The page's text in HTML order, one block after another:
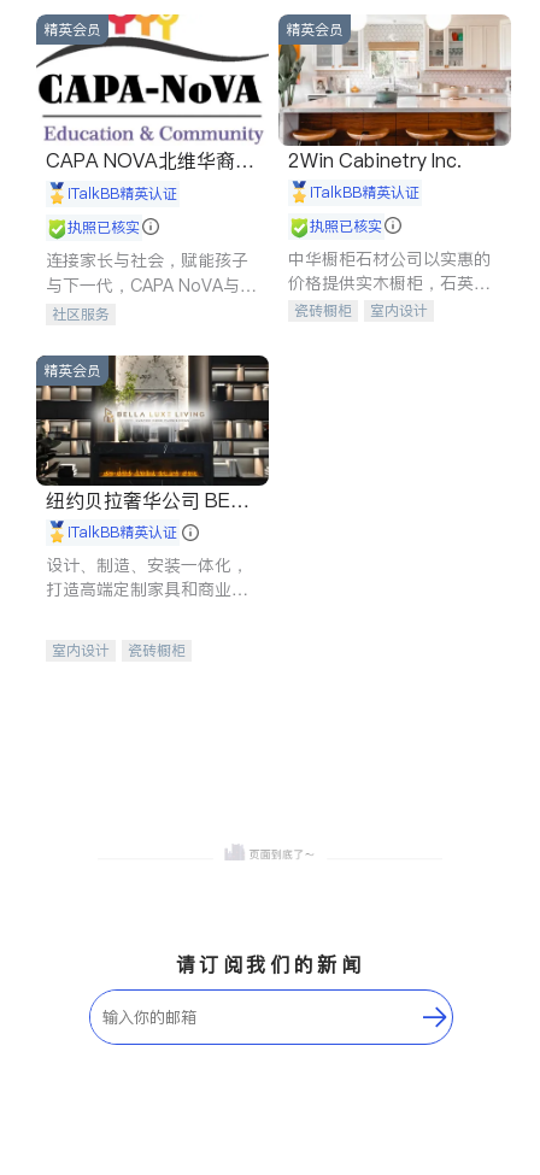
建筑合同、刑事案件全包办
信托/遗嘱
商业
索赔
律师-其它 保释
精英会员
CAPA NOVA北维华裔家
长会iTalkBB精英认证
执照已核实
连接家长与社会，赋能孩子
与下一代，CAPA NoVA与您
携手建设包容、公平、充满
社区服务
精英会员
2Win Cabinetry Inc.
iTalkBB精英认证
执照已核实
中华橱柜石材公司以实惠的
价格提供实木橱柜，石英石
台面，多种优质不锈钢水
瓷砖橱柜
室内设计
精英会员
纽约贝拉奢华公司 BELL
A LUXE
iTalkBB精英认证
设计、制造、安装一体化，
打造高端定制家具和商业空
室内设计
瓷砖橱柜
请订阅我们的新闻